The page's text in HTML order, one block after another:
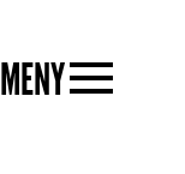
MENY